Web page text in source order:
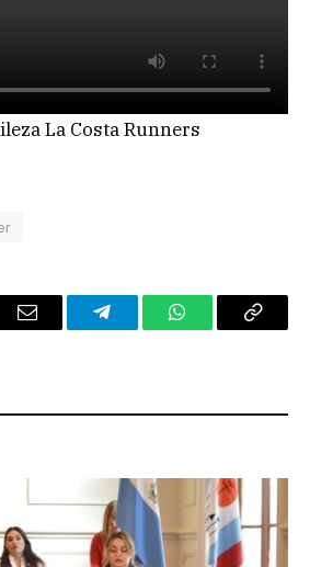
La Costa Runners
Email TelegramWhatsAppCopy